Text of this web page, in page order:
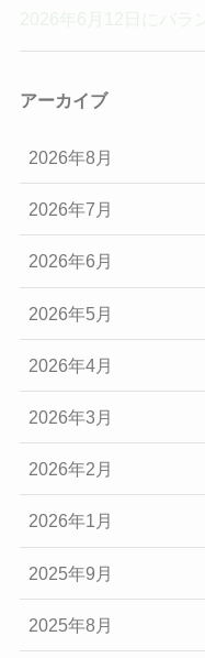
アーカイブ
2026年8月
2026年7月
2026年6月
2026年5月
2026年4月
2026年3月
2026年2月
2026年1月
2025年9月
2025年8月